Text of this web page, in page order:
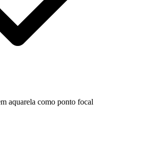
aquarela como ponto focal